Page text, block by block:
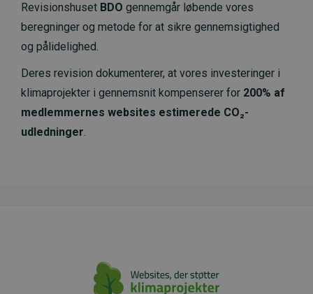
Revisionshuset BDO gennemgår løbende vores
beregninger og metode for at sikre gennemsigtighed
og pålidelighed.
Deres revision dokumenterer, at vores investeringer i
klimaprojekter i gennemsnit kompenserer for 200% af
medlemmernes websites estimerede CO₂-
udledninger.